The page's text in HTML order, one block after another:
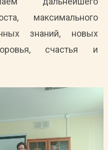
максимального
знаний, новых
счастья и